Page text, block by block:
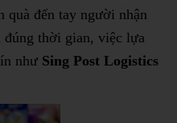
quà đến tay người nhận
đúng thời gian, việc lựa
như Sing Post Logistics